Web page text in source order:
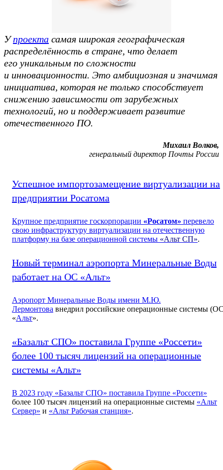
Упроекта самая широкая географическая
распределённость в стране, что делает
его уникальным по сложности
и инновационности. Это амбициозная и значимая
инициатива, которая не только способствует
снижению зависимости от зарубежных
технологий, но и поддерживает развитие
отечественного ПО.
Михаил Волков,
генеральный директор Почты России
Успешное импортозамещение виртуализации на
предприятии Росатома
Крупное предприятие госкорпорации «Росатом» перевело
свою инфраструктуру виртуализации на отечественную
платформу на базе операционной системы «Альт СП».
Новый терминал аэропорта Минеральные Воды
работает на ОС «Альт»
Аэропорт Минеральные Воды имени М.Ю.
Лермонтова внедрил российские операционные системы
«Альт».
«Базальт СПО» поставила Группе «Россети»
более 100 тысяч лицензий на операционные
системы «Альт»
В 2023 году «Базальт СПО» поставила Группе «Россети»
более 100 тысяч лицензий на операционные системы «Альт
Сервер» и «Альт Рабочая станция».